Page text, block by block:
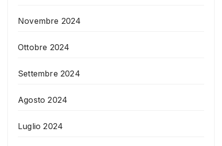
Novembre 2024
Ottobre 2024
Settembre 2024
Agosto 2024
Luglio 2024